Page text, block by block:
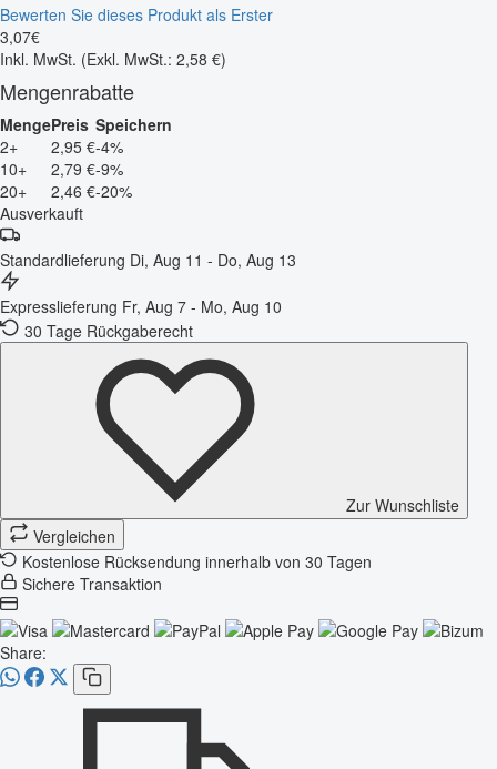
Bewerten Sie dieses Produkt als Erster
3,07€
Inkl. MwSt. (Exkl. MwSt.: 2,58 €)
Mengenrabatte
MengePreis Speichern
2+
2,95 €-4%
10+
2,79 €-9%
20+
2,46 €-20%
Ausverkauft
Standardlieferung Di, Aug 11 - Do, Aug 13
Expresslieferung Fr, Aug 7 - Mo, Aug 10
30 Tage Rückgaberecht
Zur Wunschliste
Vergleichen
Kostenlose Rücksendung innerhalb von 30 Tagen
Sichere Transaktion
Share: